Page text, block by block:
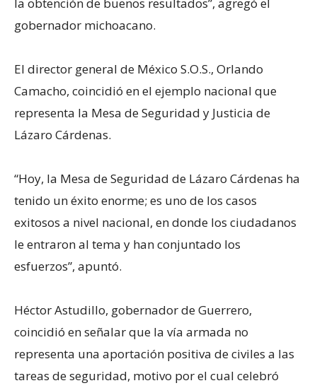
gobernador michoacano.
El director general de México S.O.S., Orlando
Camacho, coincidió en el ejemplo nacional que
representa la Mesa de Seguridad y Justicia de
Lázaro Cárdenas.
“Hoy, la Mesa de Seguridad de Lázaro Cárdenas ha
tenido un éxito enorme; es uno de los casos
exitosos a nivel nacional, en donde los ciudadanos
le entraron al tema y han conjuntado los
esfuerzos”, apuntó.
Héctor Astudillo, gobernador de Guerrero,
coincidió en señalar que la vía armada no
representa una aportación positiva de civiles a las
tareas de seguridad, motivo por el cual celebró